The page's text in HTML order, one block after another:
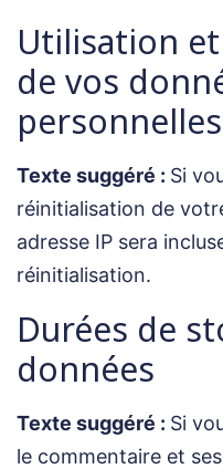
Utilisation
de vos
personnelles
Texte suggéré : Si
réinitialisation de
adresse IP sera
réinitialisation.
Durées de
données
Texte suggéré : Si
le commentaire et